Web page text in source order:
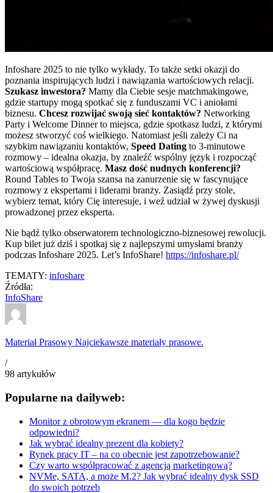
Infoshare 2025 to nie tylko wykłady. To także setki okazji do
poznania inspirujących ludzi i nawiązania wartościowych relacji.
Szukasz inwestora? Mamy dla Ciebie sesje matchmakingowe,
gdzie startupy mogą spotkać się z funduszami VC i aniołami
biznesu. Chcesz rozwijać swoją sieć kontaktów? Networking
Party i Welcome Dinner to miejsca, gdzie spotkasz ludzi, z którymi
możesz stworzyć coś wielkiego. Natomiast jeśli zależy Ci na
szybkim nawiązaniu kontaktów, Speed Dating to 3-minutowe
rozmowy – idealna okazja, by znaleźć wspólny język i rozpocząć
wartościową współpracę. Masz dość nudnych konferencji?
Round Tables to Twoja szansa na zanurzenie się w fascynujące
rozmowy z ekspertami i liderami branży. Zasiądź przy stole,
wybierz temat, który Cię interesuje, i weź udział w żywej dyskusji
prowadzonej przez eksperta.
Nie bądź tylko obserwatorem technologiczno-biznesowej rewolucji.
Kup bilet już dziś i spotkaj się z najlepszymi umysłami branży
podczas Infoshare 2025. Let’s InfoShare! https://infoshare.pl/
TEMATY: infoshare
Źródła:
InfoShare
Materiał Prasowy Najciekawsze materiały prasowe.
/
98 artykułów
Popularne na dailyweb:
Monitor z obrotowym ekranem — dla kogo będzie
odpowiedni?
Jak wybrać idealny prezent dla kobiety?
Rynek pracy IT – na co obecnie jest zapotrzebowanie?
Czy warto współpracować z agencją marketingową?
NVMe, SATA, a może M.2? Jak wybrać idealny dysk SSD
do swoich potrzeb